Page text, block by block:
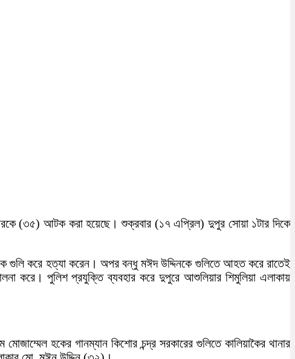
(৩৫) আটক করা হয়েছে। শুক্রবার (১৭ এপ্রিল) দুপুর সোয়া ১টার দিকে
গুলি করে হত্যা করেন। অপর বন্ধু মঈদ উদ্দিনকে গুলিতে আহত করে রাতেই
করে। পুলিশ প্রযুক্তি ব্যবহার করে দুপুরে আশুলিয়ার শিমুলিয়া এলাকায়
হকের গানম্যান কিশোর চন্দ্র সরকারের গুলিতে কালিয়াকৈর থানার